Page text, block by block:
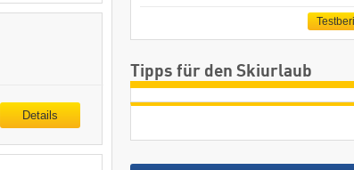
Details
Tipps für den Skiurlaub